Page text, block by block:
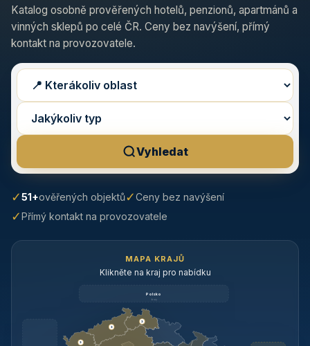
Katalog osobně prověřených hotelů, penzionů, apartmánů a
vinných sklepů po celé ČR. Ceny bez navýšení, přímý
kontakt na provozovatele.
Vyhledat
✓51+ověřených objektů✓Ceny bez navýšení
✓Přímý kontakt na provozovatele
MAPA KRAJŮ
Klikněte na kraj pro nabídku
Polsko
brzy
3
3
3